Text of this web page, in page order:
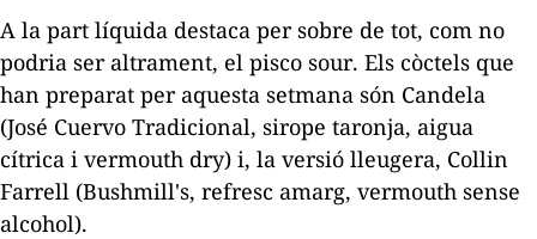
A la part líquida destaca per sobre de tot, com no
podria ser altrament, el pisco sour. Els còctels que
han preparat per aquesta setmana són Candela
(José Cuervo Tradicional, sirope taronja, aigua
cítrica i vermouth dry) i, la versió lleugera, Collin
Farrell (Bushmill's, refresc amarg, vermouth sense
alcohol).